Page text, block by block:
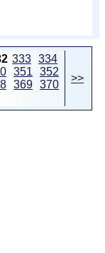
333 334
351
352
369 370
>>